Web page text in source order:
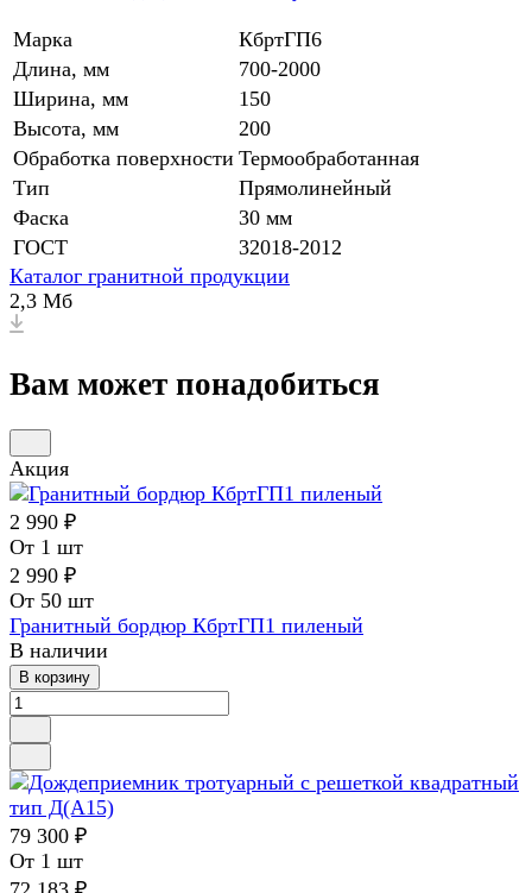
Марка
КбртГП6
Длина, мм
700-2000
Ширина, мм
150
Высота, мм
200
Обработка поверхности Термообработанная
Тип
Прямолинейный
Фаска
30 мм
ГОСТ
32018-2012
Каталог гранитной продукции
2,3 Мб
Вам может понадобиться
Акция
2 990 ₽
От 1 шт
2 990 ₽
От 50 шт
Гранитный бордюр КбртГП1 пиленый
В наличии
В корзину
79 300 ₽
От 1 шт